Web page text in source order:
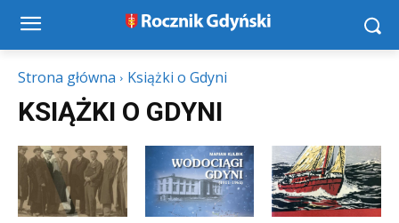
Strona główna Książki o Gdyni
KSIĄŻKI O GDYNI